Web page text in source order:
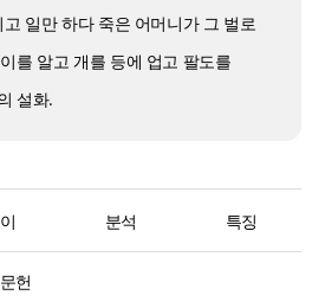
일만 하다 죽은 어머니가 그 벌로
를 알고 개를 등에 업고 팔도를
설화.
분석 특징
헌